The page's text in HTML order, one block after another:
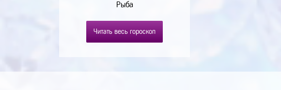
Рыба
Читать весь гороскоп